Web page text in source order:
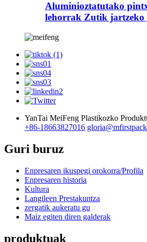
Aluminioztatutako
lehorrak Zutik jartzeko
YanTai MeiFeng Plastikozko
+86-18663827016
Guri buruz
Enpresaren ikuspegi orokorra/Profila
Enpresaren historia
Kultura
Langileen Prestakuntza
zergatik aukeratu gu
Maiz egiten diren galderak
produktuak